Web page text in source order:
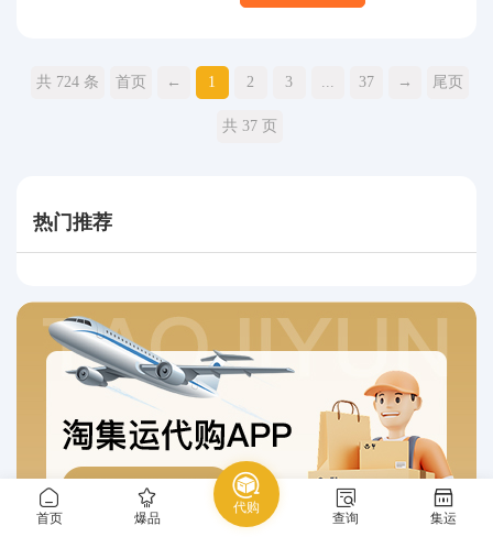
首页 爆品
代购
查询 集运
共 724 条 首页 ← 1 2 3 ... 37 → 尾页
共 37 页
热门推荐